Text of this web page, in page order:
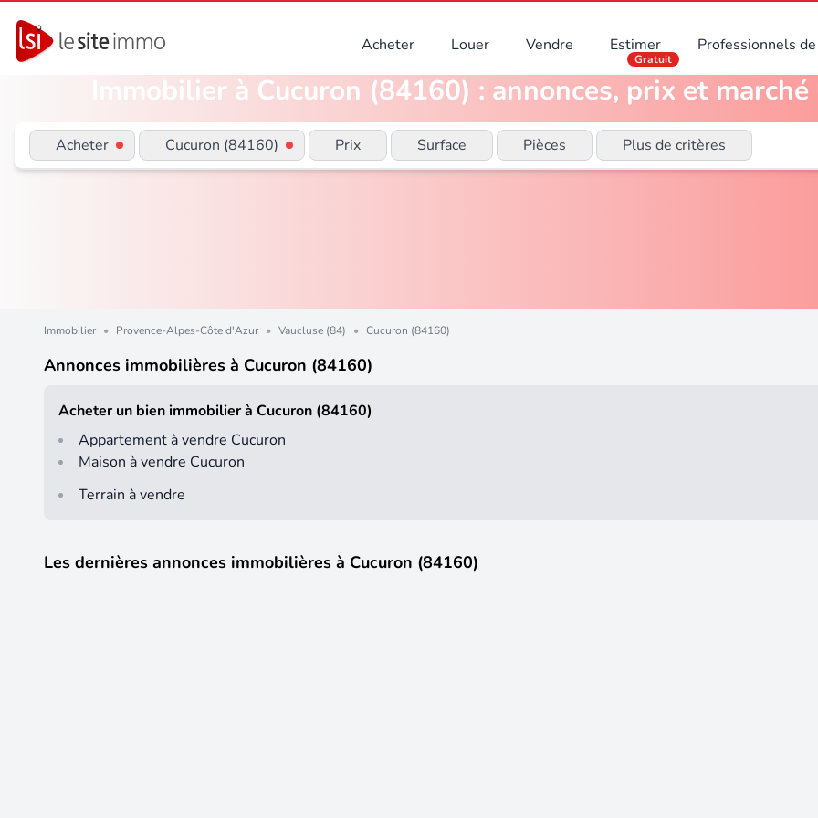
Acheter Louer Vendre Estimer
Gratuit
Professionnels
Immobilier à Cucuron (84160) : annonces, prix et
Acheter Cucuron (84160) Prix Surface Pièces Plus de critères
Immobilier • Provence-Alpes-Côte d'Azur • Vaucluse (84) • Cucuron (84160)
Annonces immobilières à Cucuron (84160)
Acheter un bien immobilier à Cucuron (84160)
Appartement à vendre Cucuron
Maison à vendre Cucuron
Terrain à vendre
Les dernières annonces immobilières à Cucuron (84160)